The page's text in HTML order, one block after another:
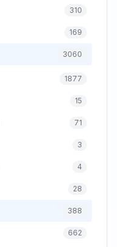
310
169
3060
1877
15
71
3
4
28
388
662